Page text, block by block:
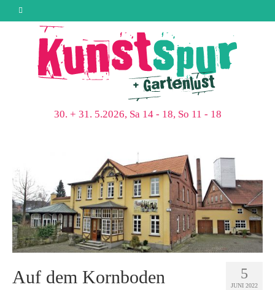
30. + 31. 5.2026, Sa 14 - 18, So 11 - 18
5
JUNI 2022
Auf dem Kornboden